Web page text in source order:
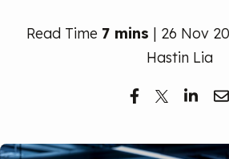
Read Time 7 mins | 26 Nov
Hastin Lia